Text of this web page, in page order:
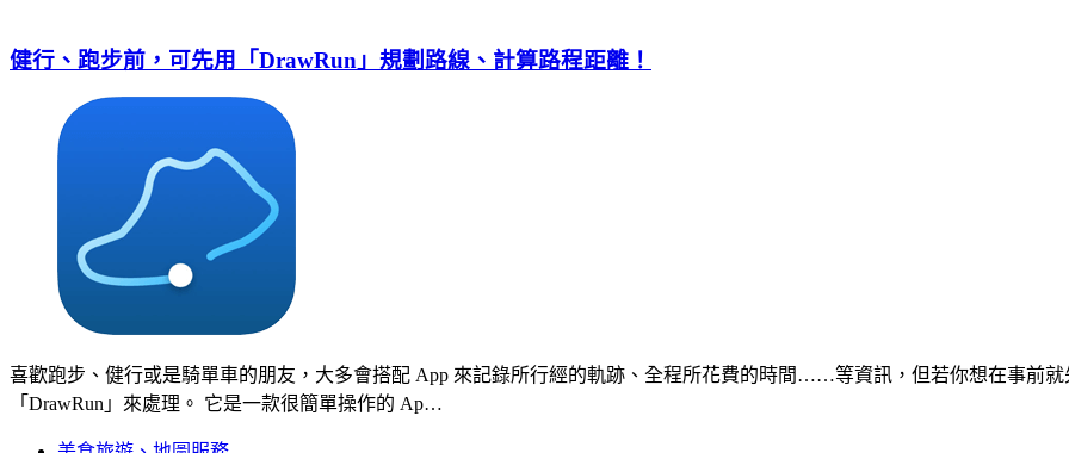
健行、跑步前，可先用「DrawRun」規劃路線、計算路程距離！
喜歡跑步、健行或是騎單車的朋友，大多會搭配 App 來記錄所行經的軌跡、全程所花費的時間……等資訊，但若你想在事前
「DrawRun」來處理。 它是一款很簡單操作的 Ap…